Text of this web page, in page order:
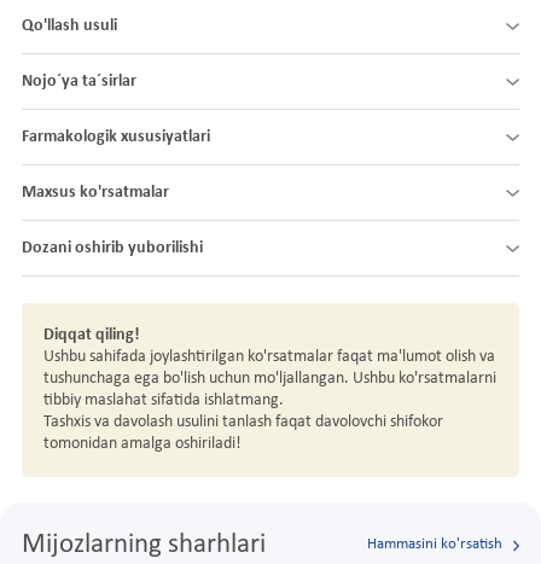
Qo'llash usuli
Nojo´ya ta´sirlar
Farmakologik xususiyatlari
Maxsus ko'rsatmalar
Dozani oshirib yuborilishi
Diqqat qiling!
Ushbu sahifada joylashtirilgan ko'rsatmalar faqat ma'lumot olish va
tushunchaga ega bo'lish uchun mo'ljallangan. Ushbu ko'rsatmalarni
tibbiy maslahat sifatida ishlatmang.
Tashxis va davolash usulini tanlash faqat davolovchi shifokor
tomonidan amalga oshiriladi!
Mijozlarning sharhlari Hammasini ko'rsatish